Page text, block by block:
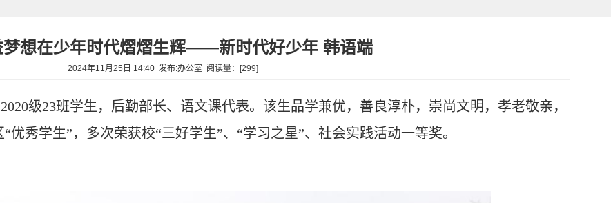
梦想在少年时代熠熠生辉——新时代好少年 韩语端
2024年11月25日 14:40 发布:办公室 阅读量：[299]
级23班学生，后勤部长、语文课代表。该生品学兼优，善良淳朴，崇尚文明，孝老敬亲，
秀学生”，多次荣获校“三好学生”、“学习之星”、社会实践活动一等奖。